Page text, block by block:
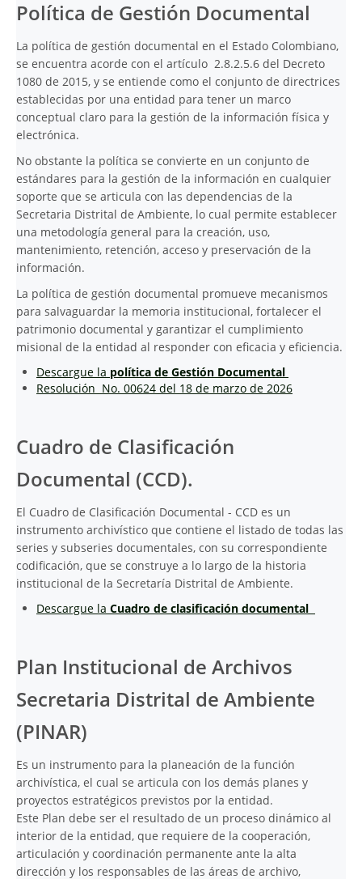
Política de Gestión Documental
La política de gestión documental en el Estado Colombiano,
se encuentra acorde con el artículo 2.8.2.5.6 del Decreto
1080 de 2015, y se entiende como el conjunto de directrices
establecidas por una entidad para tener un marco
conceptual claro para la gestión de la información física y
electrónica.
No obstante la política se convierte en un conjunto de
estándares para la gestión de la información en cualquier
soporte que se articula con las dependencias de la
Secretaria Distrital de Ambiente, lo cual permite establecer
una metodología general para la creación, uso,
mantenimiento, retención, acceso y preservación de la
información.
La política de gestión documental promueve mecanismos
para salvaguardar la memoria institucional, fortalecer el
patrimonio documental y garantizar el cumplimiento
misional de la entidad al responder con eficacia y eficiencia.
Descargue la política de Gestión Documental
Resolución No. 00624 del 18 de marzo de 2026
Cuadro de Clasificación
Documental (CCD).
El Cuadro de Clasificación Documental - CCD es un
instrumento archivístico que contiene el listado de todas las
series y subseries documentales, con su correspondiente
codificación, que se construye a lo largo de la historia
institucional de la Secretaría Distrital de Ambiente.
Descargue la Cuadro de clasificación documental
Plan Institucional de Archivos
Secretaria Distrital de Ambiente
(PINAR)
Es un instrumento para la planeación de la función
archivística, el cual se articula con los demás planes y
proyectos estratégicos previstos por la entidad.
Este Plan debe ser el resultado de un proceso dinámico al
interior de la entidad, que requiere de la cooperación,
articulación y coordinación permanente ante la alta
dirección y los responsables de las áreas de archivo,